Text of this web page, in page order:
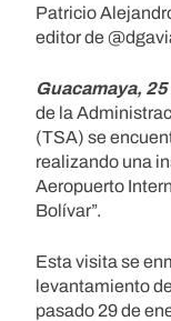
Patricio
editor de
Guacamaya,
de la
(TSA) se
realizando una
Aeropuerto
Bolívar”.
Esta visita se
levantamiento
pasado 29 de